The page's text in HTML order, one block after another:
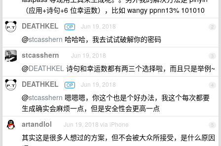
（应用+诗句+6 位幸运数），比如 wangy ppnn13% 101010
2
DEATHKEL OP Jun 19, 2018
@stcasshern 哈哈哈，我去试试破解你的密码
3
stcasshern Jun 19, 2018
@DEATHKEL 诗句和幸运数都有两三个选择啦，而且只是举例~
4
DEATHKEL OP Jun 19, 2018
@stcasshern 嗯嗯嗯，你这个也是个好办法，我这个每次都要
生成确实会麻烦一点，但是安全性会更高一点
5
artandlol Jun 19, 2018 via iPhone
其实这是很多人想过的方案，但不会被大众所接受，是什么原因